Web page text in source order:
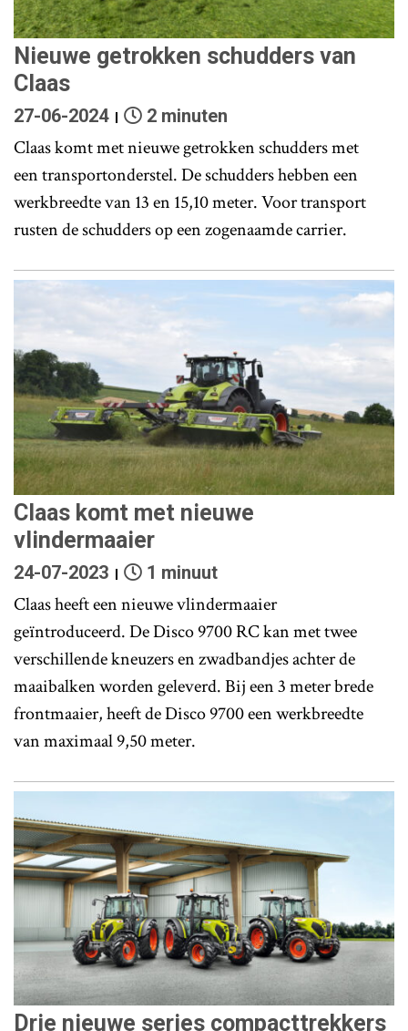
Nieuwe getrokken schudders van
Claas
27-06-2024 2 minuten
Claas komt met nieuwe getrokken schudders met
een transportonderstel. De schudders hebben een
werkbreedte van 13 en 15,10 meter. Voor transport
rusten de schudders op een zogenaamde carrier.
Claas komt met nieuwe
vlindermaaier
24-07-2023 1 minuut
Claas heeft een nieuwe vlindermaaier
geïntroduceerd. De Disco 9700 RC kan met twee
verschillende kneuzers en zwadbandjes achter de
maaibalken worden geleverd. Bij een 3 meter brede
frontmaaier, heeft de Disco 9700 een werkbreedte
van maximaal 9,50 meter.
Drie nieuwe series compacttrekkers